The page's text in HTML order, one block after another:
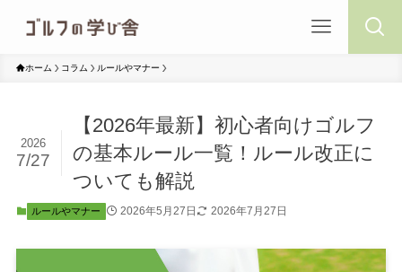
ホーム コラム ルールやマナー
【2026年最新】初心者向けゴルフ
の基本ルール一覧！ルール改正に
ついても解説
2026
7/27
ルールやマナー 2026年5月27日 2026年7月27日